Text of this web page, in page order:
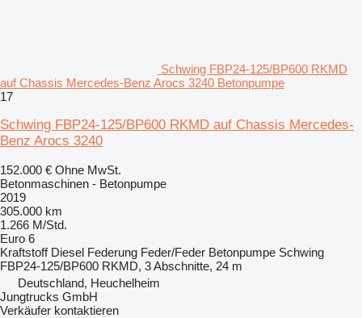
Schwing FBP24-125/BP600 RKMD
auf Chassis Mercedes-Benz Arocs 3240 Betonpumpe
17
Schwing FBP24-125/BP600 RKMD auf Chassis Mercedes-
Benz Arocs 3240
152.000 € Ohne MwSt.
Betonmaschinen - Betonpumpe
2019
305.000 km
1.266 M/Std.
Euro 6
Kraftstoff Diesel Federung Feder/Feder Betonpumpe Schwing
FBP24-125/BP600 RKMD, 3 Abschnitte, 24 m
Deutschland, Heuchelheim
Jungtrucks GmbH
Verkäufer kontaktieren